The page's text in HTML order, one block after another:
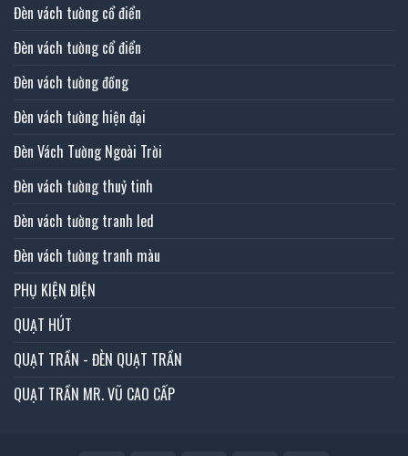
Đèn vách tường cổ điển
Đèn vách tường cổ điển
Đèn vách tường đồng
Đèn vách tường hiện đại
Đèn Vách Tường Ngoài Trời
Đèn vách tường thuỷ tinh
Đèn vách tường tranh led
Đèn vách tường tranh màu
PHỤ KIỆN ĐIỆN
QUẠT HÚT
QUẠT TRẦN - ĐÈN QUẠT TRẦN
QUẠT TRẦN MR. VŨ CAO CẤP